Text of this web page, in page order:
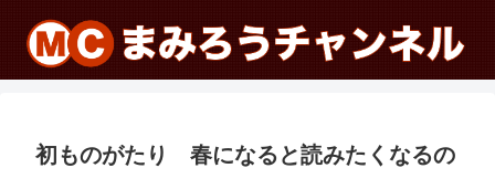
初ものがたり 春になると読みたくなるの